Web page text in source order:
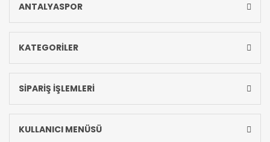
ANTALYASPOR
KATEGORİLER
SİPARİŞ İŞLEMLERİ
KULLANICI MENÜSÜ